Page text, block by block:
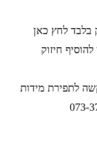
לחץ כאן
ורצוי להוסיף חיזוק
לתפירת מידות